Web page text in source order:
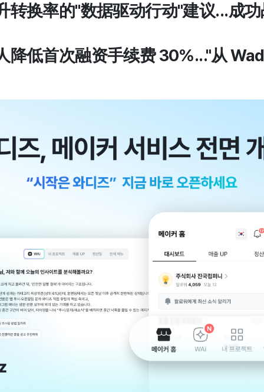
转换率的"数据驱动行动"建议...成
降低首次融资手续费 30%..."从